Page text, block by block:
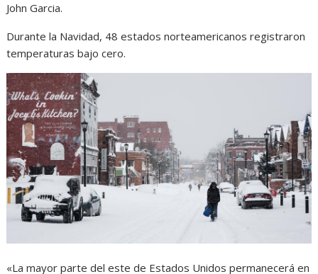
John Garcia.
Durante la Navidad, 48 estados norteamericanos registraron
temperaturas bajo cero.
«La mayor parte del este de Estados Unidos permanecerá en